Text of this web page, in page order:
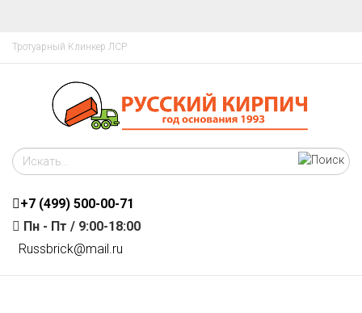
Тротуарный Клинкер ЛСР
+7 (499) 500-00-71
Пн - Пт / 9:00-18:00
Russbrick@mail.ru